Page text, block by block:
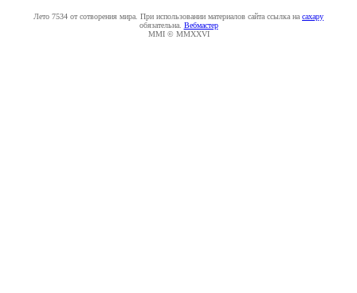
Лето 7534 от сотворения мира. При использовании материалов сайта ссылка на caxapу
обязательна. Вебмастер
MMI © MMXXVI